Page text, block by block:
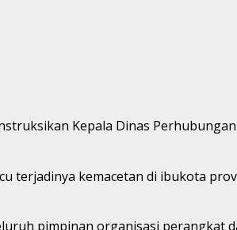
Kepala Dinas
terjadinya kemacetan di ibukota
pimpinan organisasi perangkat